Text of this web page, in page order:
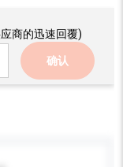
商的迅速回覆)
确认